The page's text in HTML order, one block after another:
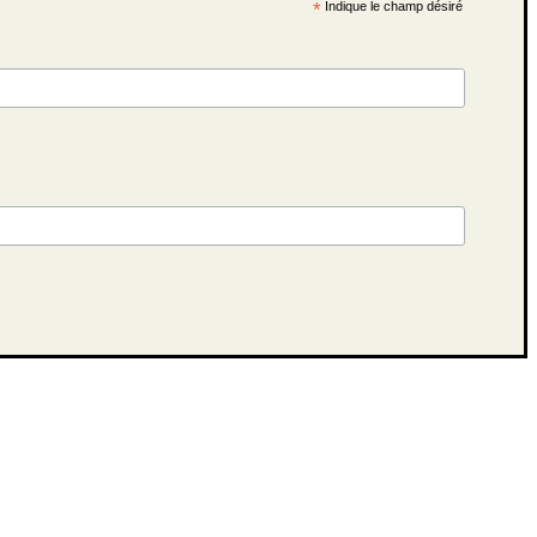
*Indique le champ désiré